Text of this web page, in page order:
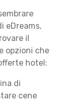
eDreams,
il
opzioni che
hotel:
di
cene